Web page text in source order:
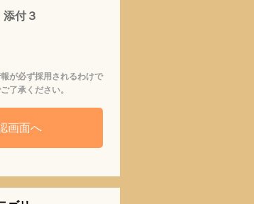
付３
が必ず採用されるわけで
了承ください。